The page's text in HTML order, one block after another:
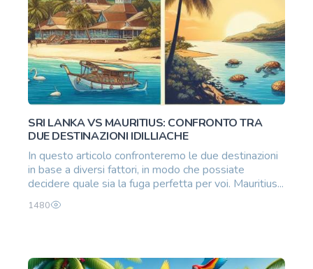
SRI LANKA VS MAURITIUS: CONFRONTO TRA
DUE DESTINAZIONI IDILLIACHE
In questo articolo confronteremo le due destinazioni
in base a diversi fattori, in modo che possiate
decidere quale sia la fuga perfetta per voi. Mauritius...
1480